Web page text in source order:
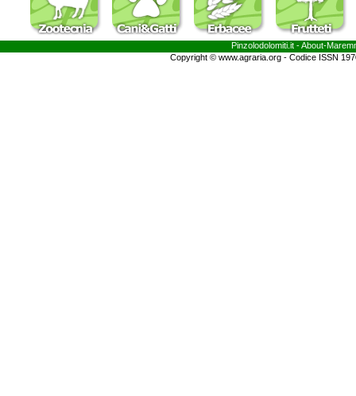
Pinzolodolomiti.it - About-
Copyright © www.agraria.org - Codice ISSN